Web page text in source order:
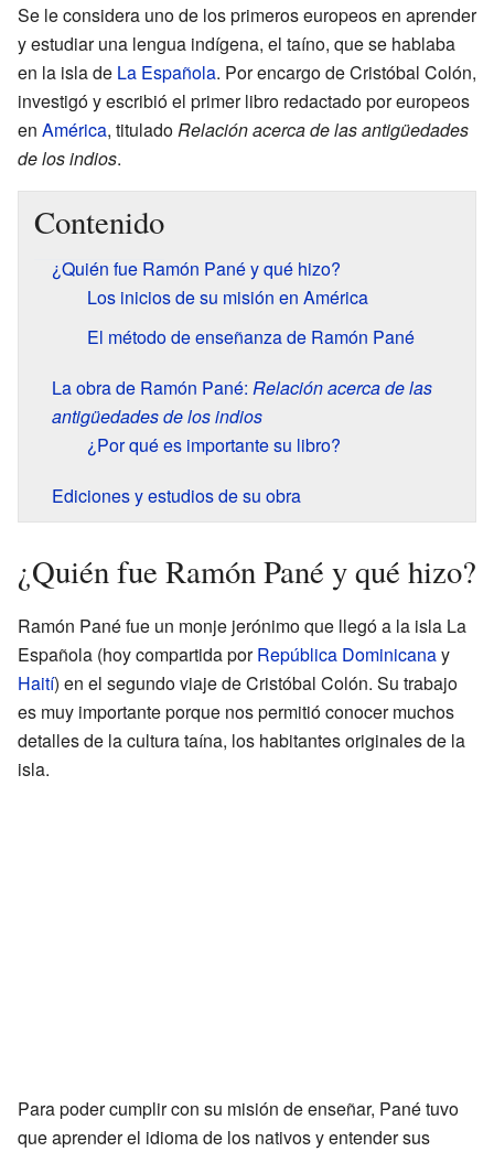
Se le considera uno de los primeros europeos en aprender
y estudiar una lengua indígena, el taíno, que se hablaba
en la isla de La Española. Por encargo de Cristóbal Colón,
investigó y escribió el primer libro redactado por europeos
en América, tituladoRelación acerca de las antigüedades
de los indios.
Contenido
¿Quién fue Ramón Pané y qué hizo?
Los inicios de su misión en América
El método de enseñanza de Ramón Pané
La obra de Ramón Pané: Relación acerca de las
antigüedades de los indios
¿Por qué es importante su libro?
Ediciones y estudios de su obra
¿Quién fue Ramón Pané y qué hizo?
Ramón Pané fue un monje jerónimo que llegó a la isla La
Española (hoy compartida porRepública Dominicanay
Haití) en el segundo viaje de Cristóbal Colón. Su trabajo
es muy importante porque nos permitió conocer muchos
detalles de la cultura taína, los habitantes originales de la
isla.
Para poder cumplir con su misión de enseñar, Pané tuvo
que aprender el idioma de los nativos y entender sus